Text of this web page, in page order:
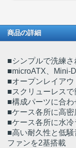
商品の詳細
■シンプルで洗練
■microATX、Mini-
■オープンレイアウ
■スクリューレス
■構成パーツに合
■ケース各所に高
■ケース各所に水
■高い耐久性と低
ファンを2基搭載